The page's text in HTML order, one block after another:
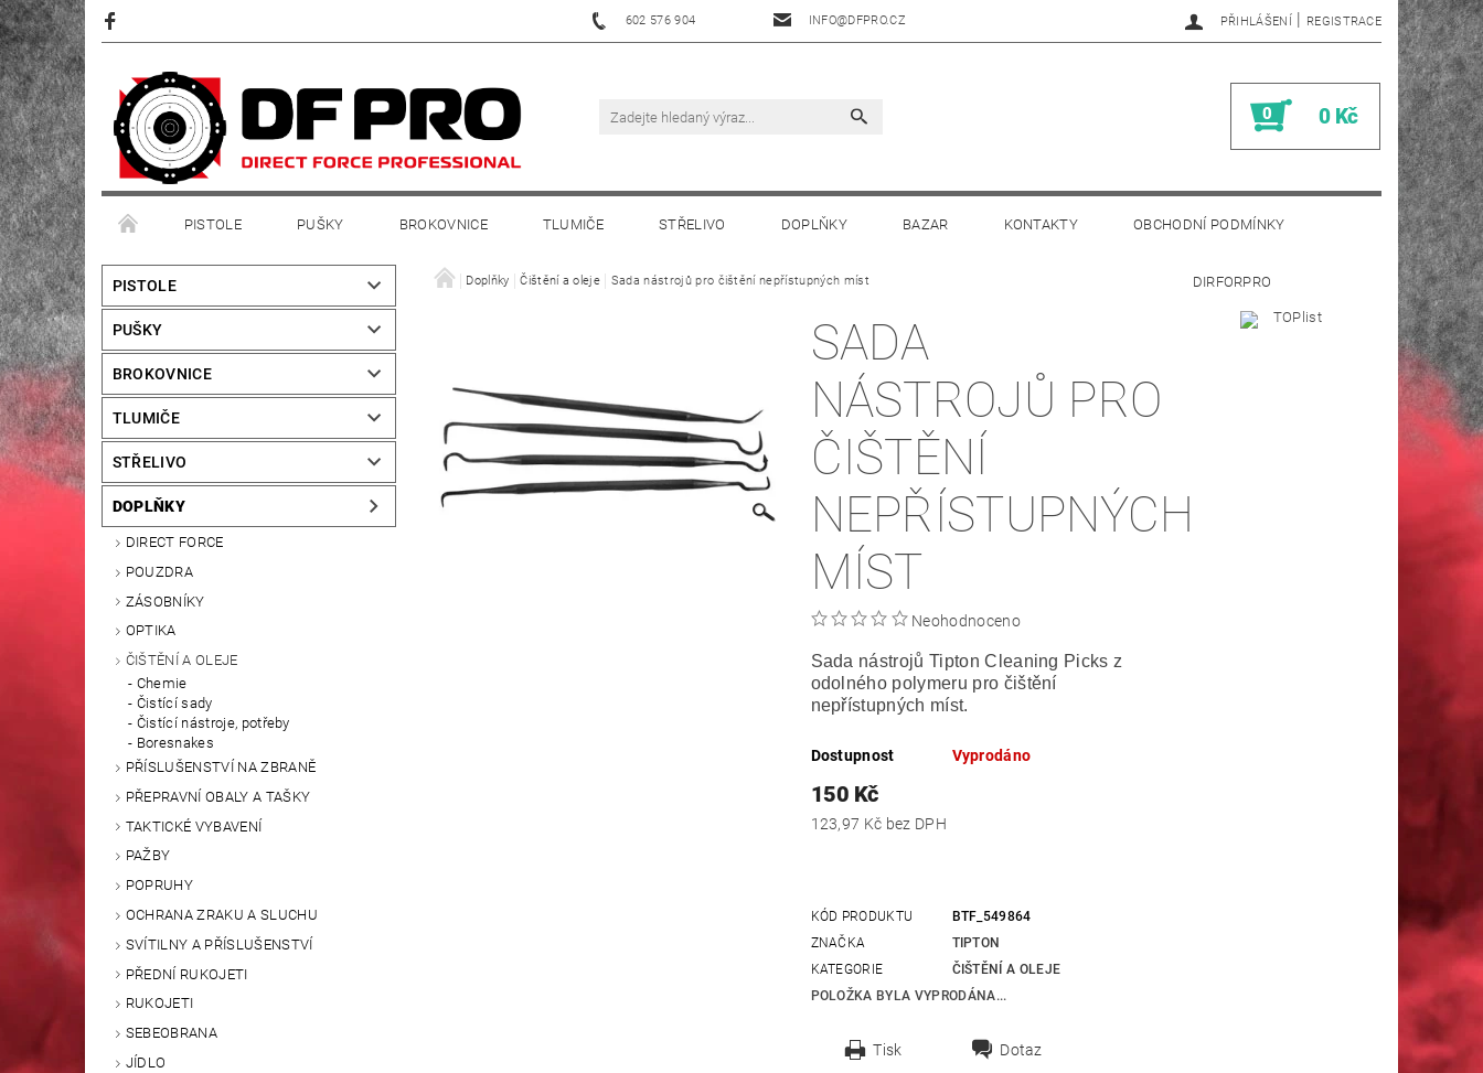
602 576 904 INFO@DFPRO.CZ PŘIHLÁŠENÍ | REGISTRACE
0 0 Kč
PISTOLE PUŠKY BROKOVNICE TLUMIČE STŘELIVO DOPLŇKY BAZAR KONTAKTY OBCHODNÍ PODMÍNKY
PISTOLE
PUŠKY
BROKOVNICE
TLUMIČE
STŘELIVO
DOPLŇKY
DIRECT FORCE
POUZDRA
ZÁSOBNÍKY
OPTIKA
ČIŠTĚNÍ A OLEJE
Chemie
Čistící sady
Čistící nástroje, potřeby
Boresnakes
PŘÍSLUŠENSTVÍ NA ZBRANĚ
PŘEPRAVNÍ OBALY A TAŠKY
TAKTICKÉ VYBAVENÍ
PAŽBY
POPRUHY
OCHRANA ZRAKU A SLUCHU
SVÍTILNY A PŘÍSLUŠENSTVÍ
PŘEDNÍ RUKOJETI
RUKOJETI
SEBEOBRANA
JÍDLO
Doplňky Čištění a oleje Sada nástrojů pro čištění nepřístupných míst
SADA
NÁSTROJŮ PRO
ČIŠTĚNÍ
NEPŘÍSTUPNÝCH
MÍST
Neohodnoceno
Sada nástrojů Tipton Cleaning Picks z
odolného polymeru pro čištění
nepřístupných míst.
Dostupnost Vyprodáno
150 Kč
123,97 Kč bez DPH
KÓD PRODUKTU
BTF_549864
ZNAČKA
TIPTON
KATEGORIE
ČIŠTĚNÍ A OLEJE
POLOŽKA BYLA VYPRODÁNA...
Tisk Dotaz
DIRFORPRO